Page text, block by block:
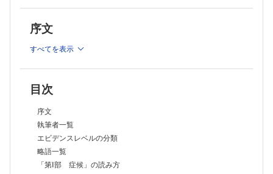
第Ⅲ部 各論
1 チアミン（ビタミンB1）代謝異常症候群
（2）ビオチン反応性大脳基底核病
2 リボフラビン反応
（1）Brown-Vialetto-Van Laere症候群，Fazio-Londe病
（3）モリブデン補助因子欠損症A型
（4）コエンザイムQ10欠損症
（5）チオレドキシン2欠乏症
（6）ミトコンドリア炭酸脱水酵素欠損症
序文
すべてを表示
目次
序文
執筆者一覧
エビデンスレベルの分類
略語一覧
「第Ⅰ部 症候」の読み方